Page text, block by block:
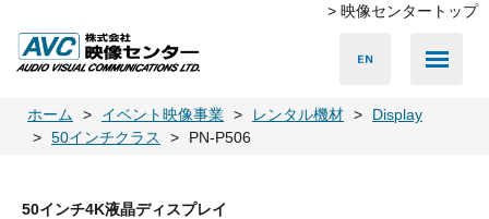
> 映像センタートップ
ホーム イベント映像事業 レンタル機材
Display
50インチクラス
PN-P506
50インチ4K液晶ディスプレイ